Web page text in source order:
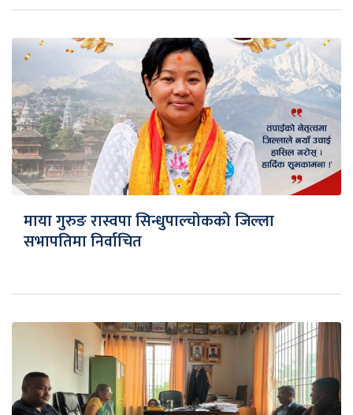
माया गुरुङ रास्वपा सिन्धुपाल्चोकको जिल्ला
सभापतिमा निर्वाचित